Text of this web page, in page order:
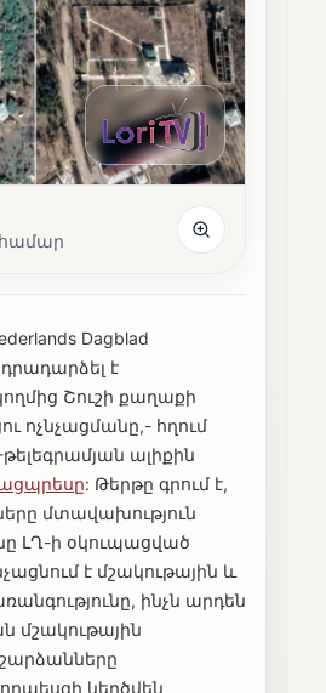
համար
Dagblad
է
Շուշի քաղաքի
ոչնչացմանը,- հղում
թելեգրամյան ալիքին
: Թերթը գրում է,
մտավախություն
ԼՂ-ի օկուպացված
է մշակութային և
ինչն արդեն
մշակութային
կեղծվեն